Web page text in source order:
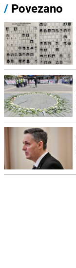
/ Povezano